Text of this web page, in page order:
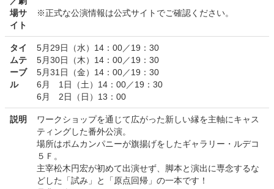
場サ
イト
※正式な公演情報は公式サイトでご確認ください。
タイ
ムテ
ーブ
ル
5月29日（水）14：00／19：30
5月30日（木）14：00／19：30
5月31日（金）14：00／19：30
6月 1日（土）14：00／19：30
6月 2日（日）13：00
説明
ワークショップを通じて広がった新しい縁を主軸にキャス
ティングした番外公演。
場所はポムカンパニーが旗揚げをしたギャラリー・ルデコ
５Ｆ。
主宰松木円宏が初めて出演せず、脚本と演出に専念するな
どした「試み」と「原点回帰」の一本です！